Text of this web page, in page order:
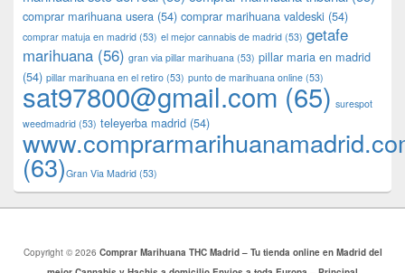
comprar marihuana usera (54) comprar marihuana valdeski (54)
comprar matuja en madrid (53) el mejor cannabis de madrid (53) getafe
marihuana (56) gran via pillar marihuana (53) pillar maria en madrid
(54) pillar marihuana en el retiro (53) punto de marihuana online (53)
sat97800@gmail.com (65) surespot
weedmadrid (53) teleyerba madrid (54)
(63)​​Gran Via Madrid (53)
Copyright © 2026 Comprar Marihuana THC Madrid – Tu tienda online en Madrid del